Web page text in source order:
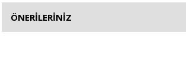
ÖNERİLERİNİZ